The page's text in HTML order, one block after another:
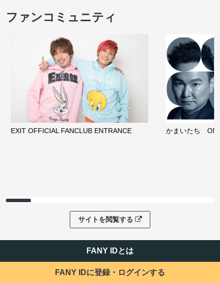
ファンコミュニティ
EXIT OFFICIAL FANCLUB ENTRANCE かまいたち
サイトを閲覧する
FANY IDとは
FANY IDに登録・ログインする